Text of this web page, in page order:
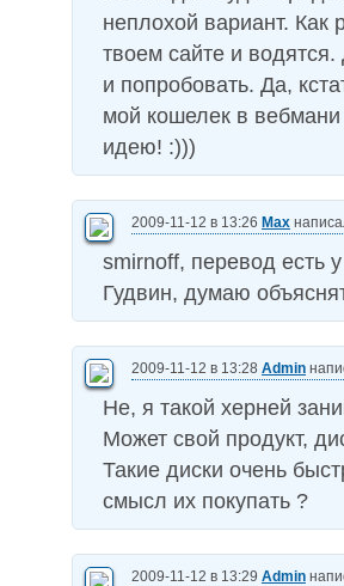
неплохой вариант. Как
твоем сайте и
и попробовать. Да,
мой кошелек в вебмани
идею! :)))
2009-11-12 в 13:26 Max
smirnoff, перевод есть
Гудвин, думаю
2009-11-12 в 13:28 Admin
Не, я такой херней
Может свой продукт,
Такие диски очень
смысл их покупать ?
2009-11-12 в 13:29 Admin